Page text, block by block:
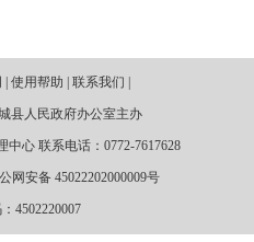
使用帮助 | 联系我们 |
县人民政府办公室主办
心 联系电话：0772-7617628
网安备 45022202000009号
4502220007